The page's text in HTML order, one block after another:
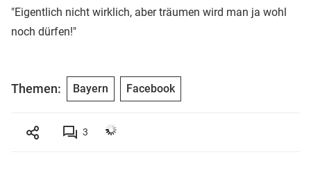
"Eigentlich nicht wirklich, aber träumen wird man ja wohl
noch dürfen!"
Themen: Bayern Facebook
3